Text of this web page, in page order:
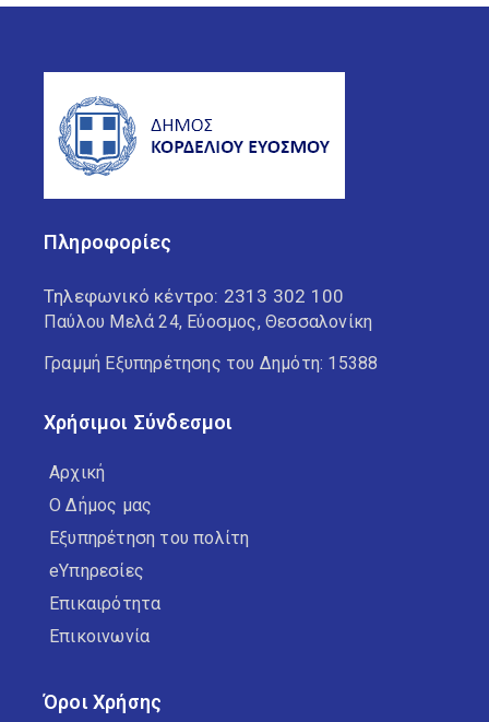
Πληροφορίες
Τηλεφωνικό κέντρο: 2313 302 100
Παύλου Μελά 24, Εύοσμος, Θεσσαλονίκη
Γραμμή Εξυπηρέτησης του Δημότη: 15388
Χρήσιμοι Σύνδεσμοι
Αρχική
Ο Δήμος μας
Εξυπηρέτηση του πολίτη
eΥπηρεσίες
Επικαιρότητα
Επικοινωνία
Όροι Χρήσης